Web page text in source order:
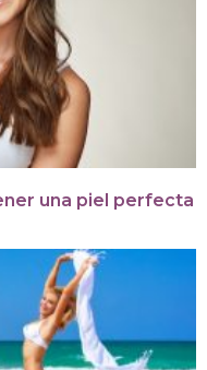
una piel perfecta